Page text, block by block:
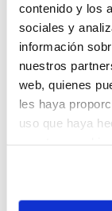
contenido y los
sociales y
información
nuestros
web, quienes
les haya
uso que haya
de los países
En caso de que
oponiéndose,
revertirá en el
en el país
procedimiento
¿Quiere recibir